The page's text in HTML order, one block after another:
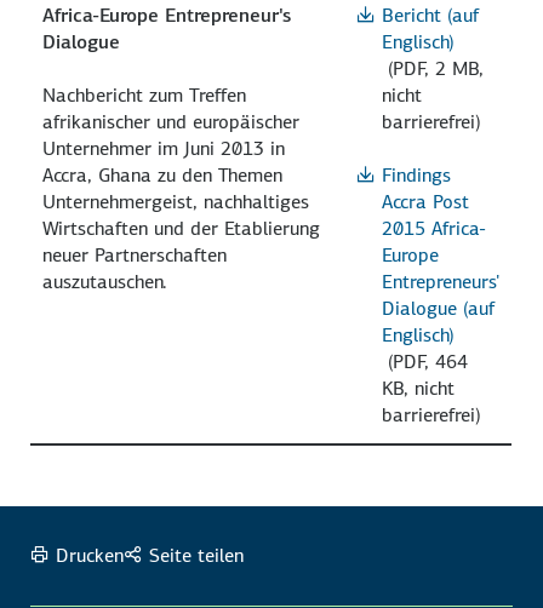
Africa-Europe Entrepreneur's
Dialogue
Nachbericht zum Treffen
afrikanischer und europäischer
Unternehmer im Juni 2013 in
Accra, Ghana zu den Themen
Unternehmergeist, nachhaltiges
Wirtschaften und der Etablierung
neuer Partnerschaften
auszutauschen.
Bericht (auf
Englisch)
(PDF, 2 MB,
nicht
barrierefrei)
Findings
Accra Post
2015 Africa-
Europe
Entrepreneurs'
Dialogue (auf
Englisch)
(PDF, 464
KB, nicht
barrierefrei)
Drucken Seite teilen